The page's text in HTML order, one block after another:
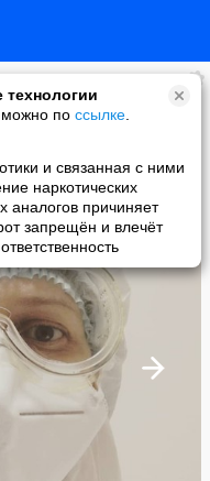
можно по ссылке
и связанная с ними
наркотических
аналогов причиняет
запрещён и влечёт